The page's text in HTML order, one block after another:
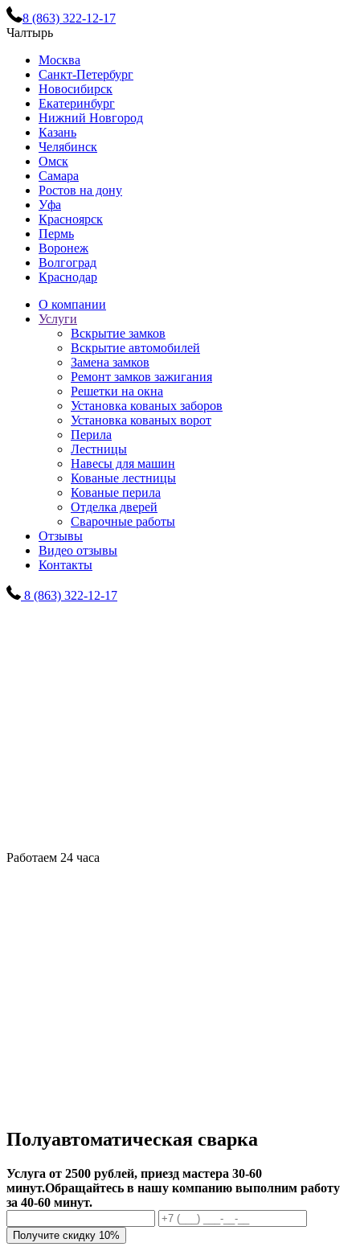
8 (863) 322-12-17
Чалтырь
Москва
Санкт-Петербург
Новосибирск
Екатеринбург
Нижний Новгород
Казань
Челябинск
Омск
Самара
Ростов на дону
Уфа
Красноярск
Пермь
Воронеж
Волгоград
Краснодар
О компании
Услуги
Вскрытие замков
Вскрытие автомобилей
Замена замков
Ремонт замков зажигания
Решетки на окна
Установка кованых заборов
Установка кованых ворот
Перила
Лестницы
Навесы для машин
Кованые лестницы
Кованые перила
Отделка дверей
Сварочные работы
Отзывы
Видео отзывы
Контакты
8 (863) 322-12-17
Работаем 24 часа
Полуавтоматическая сварка
Услуга от 2500 рублей, приезд мастера 30-60
минут.Обращайтесь в нашу компанию выполним работу
за 40-60 минут.
Получите скидку 10%